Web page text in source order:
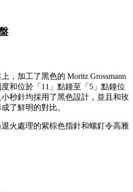
，加工了黑色的 Moritz Grossmann
和位於「11」點鐘至「5」點鐘位
秒針均採用了黑色設計，並且和玫
了鮮明的對比。
火處理的紫棕色指針和螺釘令高雅